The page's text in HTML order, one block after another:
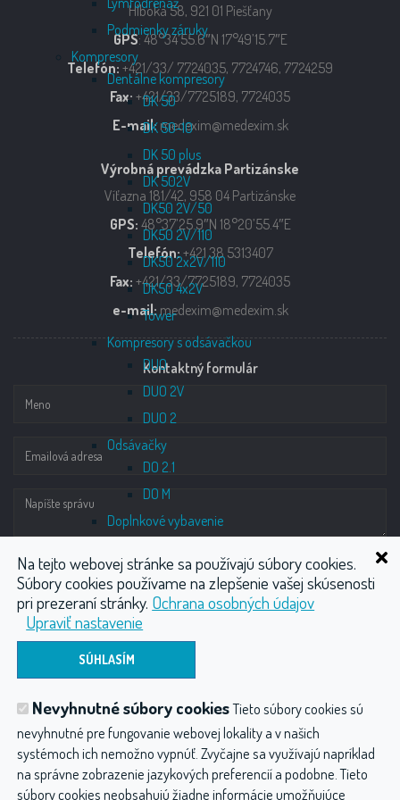
Podmienky záruky
Kompresory
Dentálne kompresory
DK 50
DK 50-10
DK 50 plus
DK 502V
DK50 2V/50
DK50 2V/110
DK50 2x2V/110
DK50 4x2V
Tower
Kompresory s odsávačkou
DUO
DUO 2V
DUO 2
Odsávačky
DO 2.1
DO M
Doplnkové vybavenie
Medicinálne kompresory
DK50 DS – SMART
DK50 D, DK50 DM
Ostatné produkty
Chirurgické odsávačky
MEVACS M40, M50
MEVACS M20, M30
Hlboká 58, 921 01 Piešťany
GPS: 48°34’55.6″N 17°49’15.7″E
Telefón: +421/33/ 7724035, 7724746, 7724259
Fax: +421/33/7725189, 7724035
E-mail:medexim@medexim.sk
Výrobná prevádzka Partizánske
Víťazna 181/42, 958 04 Partizánske
GPS: 48°37’25.9″N 18°20’55.4″E
Telefón:+421 38 5313407
Fax: +421/33/7725189, 7724035
e-mail:medexim@medexim.sk
Kontaktný formulár
Vodoliečba Wellness
Plynové injekcie CO2
Fyzioterapia
Kompresory
Ostatné produkty
Hydroterapia balneológia a balneotechnika
Na tejto webovej stránke sa používajú súbory cookies.
Súbory cookies používame na zlepšenie vašej skúsenosti
pri prezeraní stránky. Ochrana osobných údajov
Upraviť nastavenie
Nevyhnutné súbory cookiesTieto súbory cookies sú
nevyhnutné pre fungovanie webovej lokality a v našich
systémoch ich nemožno vypnúť. Zvyčajne sa využívajú napríklad
na správne zobrazenie jazykových preferencií a podobne. Tieto
súbory cookies neobsahujú žiadne informácie umožňujúce